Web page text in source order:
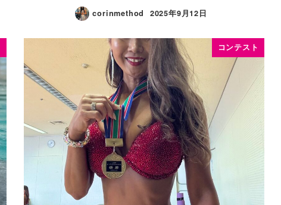
corinmethod 2025年9月12日
コンテスト